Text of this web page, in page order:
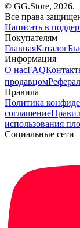
© GG.Store, 2026.
Все права
Написать в
Покупателям
ГлавнаяКаталог
Информация
О насFAQ
продавцом
Правила
Политика
соглашение
использования
Социальные сети